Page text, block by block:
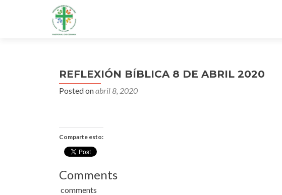
REFLEXIÓN BÍBLICA 8 DE ABRIL 2020
Posted onabril 8, 2020
Comparte esto:
Comments
comments